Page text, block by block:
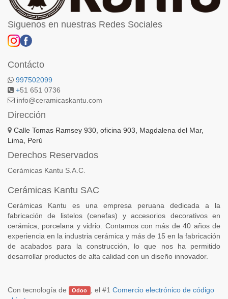
Siguenos en nuestras Redes Sociales
Contácto
997502099
+51 651 0736
info@ceramicaskantu.com
Dirección
Calle Tomas Ramsey 930, oficina 903, Magdalena del Mar,
Lima, Perú
Derechos Reservados
Cerámicas Kantu S.A.C.
Cerámicas Kantu SAC
Cerámicas Kantu es una empresa peruana dedicada a la
fabricación de listelos (cenefas) y accesorios decorativos en
cerámica, porcelana y vidrio. Contamos con más de 40 años de
experiencia en la industria cerámica y más de 15 en la fabricación
de acabados para la construcción, lo que nos ha permitido
desarrollar productos de alta calidad con un diseño innovador.
Con tecnología de Odoo , el #1 Comercio electrónico de código